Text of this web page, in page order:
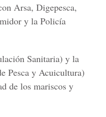
Arsa, Digepesca,
y la Policía
Sanitaria) y la
Pesca y Acuicultura)
de los mariscos y